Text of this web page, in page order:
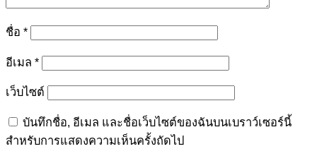
ชื่อ *
อีเมล *
เว็บไซต์
บันทึกชื่อ, อีเมล และชื่อเว็บไซต์ของฉันบนเบราว์เซอร์นี้
สำหรับการแสดงความเห็นครั้งถัดไป